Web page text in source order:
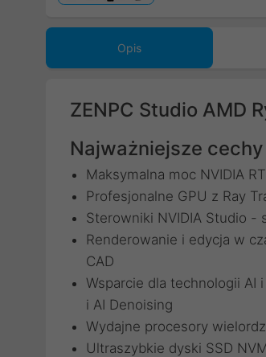
Opis
ZENPC Studio AMD
Najważniejsze cechy
Maksymalna moc NVIDIA
Profesjonalne GPU z Ray
Sterowniki NVIDIA Studio -
Renderowanie i edycja w
CAD
Wsparcie dla technologii
i AI Denoising
Wydajne procesory
Ultraszybkie dyski SSD